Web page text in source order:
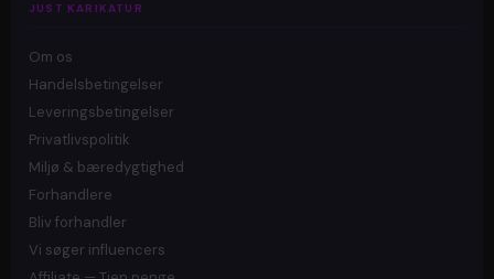
JUST KARIKATUR
Om os
Handelsbetingelser
Leveringsbetingelser
Privatlivspolitik
Miljø & bæredygtighed
Forhandlere
Bliv forhandler
Vi søger influencers